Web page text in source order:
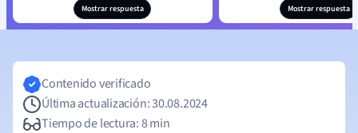
Mostrar respuesta Mostrar respuesta
Contenido verificado
Última actualización: 30.08.2024
Tiempo de lectura: 8 min